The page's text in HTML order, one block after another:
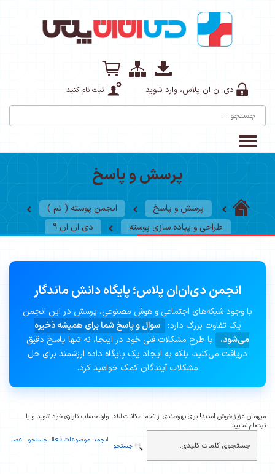
دی ان ان پلاس، وارد شوید ثبت نام کنید
پرسش و پاسخ
پرسش و پاسخ
انجمن پوسته ( تم )
طراحی و پیاده سازی پوسته
دی ان ان 9
انجمن دی‌ان‌ان پلاس؛ پایگاه دانش ماندگار
با وجود شبکه‌های اجتماعی و هوش مصنوعی، پرسش در این انجمن
یک تفاوت بزرگ دارد: سوال و پاسخ شما برای همیشه ذخیره
می‌شود.
با طرح مشکلات فنی خود در اینجا، نه تنها پاسخ دقیق
دریافت می‌کنید، بلکه به ایجاد یک پایگاه داده ارزشمند برای حل
مشکلات آیندگان کمک خواهید کرد.
میهمان عزیز خوش آمدید! برای بهره‌مندی از تمام امکانات لطفا وارد حساب کاربری خود شوید و یا
ثبت‌نام نمایید
انجمن موضوعات فعال جستجو اعضا
جستجو